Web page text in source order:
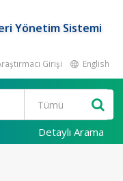
Yönetim Sistemi
Girişi English
Detaylı Arama